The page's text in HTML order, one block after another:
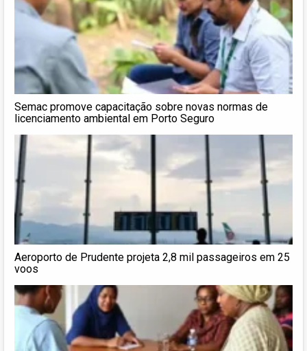
Semac promove capacitação sobre novas normas de
licenciamento ambiental em Porto Seguro
Aeroporto de Prudente projeta 2,8 mil passageiros em 25
voos